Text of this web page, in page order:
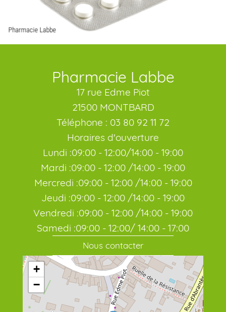
+
−
Pharmacie Labbe
17 rue Edme Piot
21500 MONTBARD
Téléphone : 03 80 92 11 72
Horaires d'ouverture
Lundi :09:00 - 12:00/14:00 - 19:00
Mardi :09:00 - 12:00 /14:00 - 19:00
Mercredi :09:00 - 12:00 /14:00 - 19:00
Jeudi :09:00 - 12:00 /14:00 - 19:00
Vendredi :09:00 - 12:00 /14:00 - 19:00
Samedi :09:00 - 12:00/ 14:00 - 17:00
Nous contacter